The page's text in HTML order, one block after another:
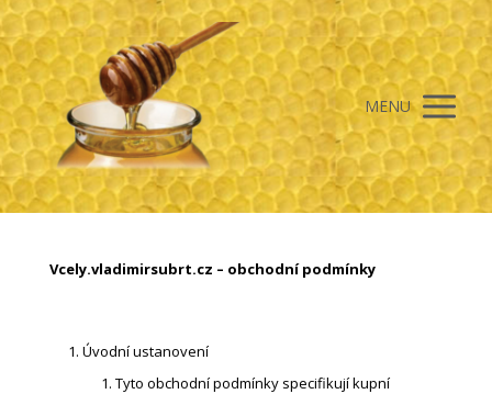
MENU
Vcely.vladimirsubrt.cz – obchodní podmínky
Úvodní ustanovení
Tyto obchodní podmínky specifikují kupní